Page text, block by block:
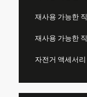
재사용 가능한
재사용 가능한
자전거 액세서